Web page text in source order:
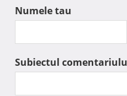
Numele tau
Subiectul